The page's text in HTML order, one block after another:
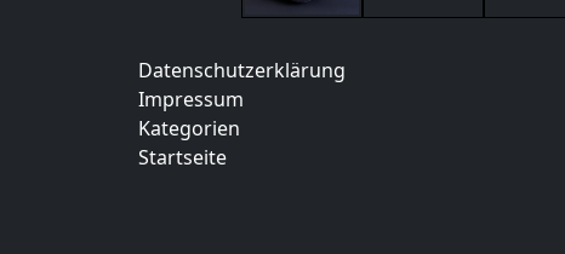
Datenschutzerklärung
Impressum
Kategorien
Startseite